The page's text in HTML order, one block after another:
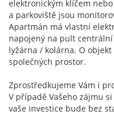
elektronickým klíčem
a parkoviště jsou
Apartmán má vlastní
napojený na pult
lyžárna / kolárna. O
společných prostor.
Zprostředkujeme Vám i
V případě Vašeho zájmu
vaše investice bude bez